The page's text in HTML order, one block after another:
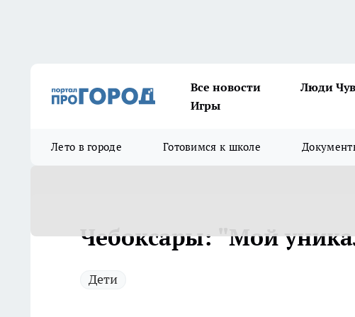
Все новости Люди
Игры
Лето в городе Готовимся к школе
Чебоксары: "Мой
Дети